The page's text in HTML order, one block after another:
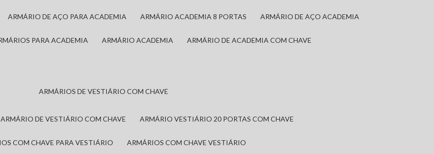
ARMÁRIO DE AÇO PARA ACADEMIA ARMÁRIO ACADEMIA 8 PORTAS ARMÁRIO DE AÇO ACADEMIA
PARA ACADEMIA ARMÁRIO ACADEMIA ARMÁRIO DE ACADEMIA COM CHAVE
ARMÁRIOS DE VESTIÁRIO COM CHAVE
ARMÁRIO DE VESTIÁRIO COM CHAVE ARMÁRIO VESTIÁRIO 20 PORTAS COM CHAVE
COM CHAVE PARA VESTIÁRIO ARMÁRIOS COM CHAVE VESTIÁRIO